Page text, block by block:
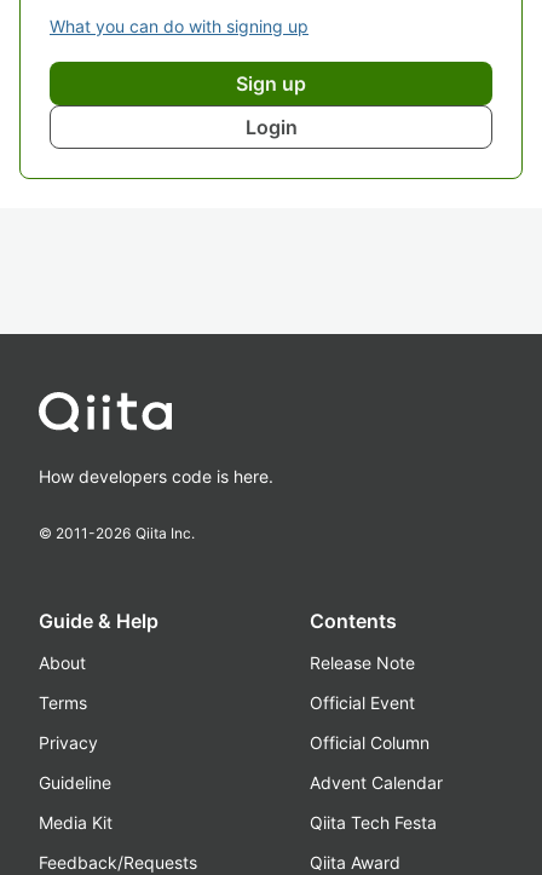
What you can do with signing up
Sign up
Login
How developers code is here.
© 2011-2026 Qiita Inc.
Guide & Help
About
Terms
Privacy
Guideline
Media Kit
Feedback/Requests
Contents
Release Note
Official Event
Official Column
Advent Calendar
Qiita Tech Festa
Qiita Award